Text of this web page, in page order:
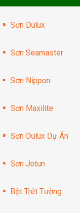
Sơn Dulux
Sơn Seamaster
Sơn Nippon
Sơn Maxilite
Sơn Dulux Dự Án
Sơn Jotun
Bột Trét Tường